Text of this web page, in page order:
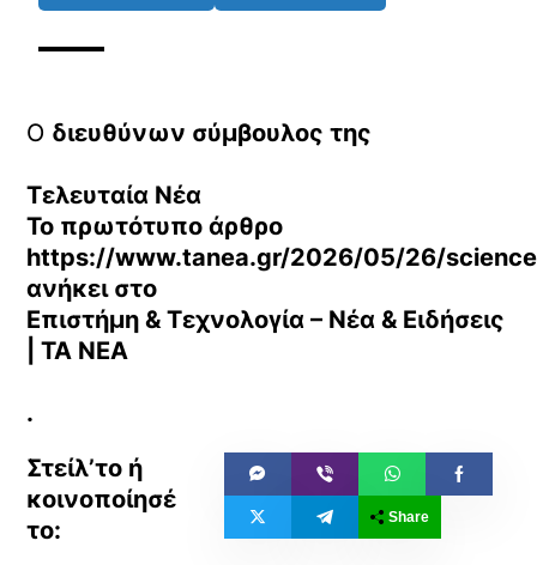
Ο διευθύνων σύμβουλος της
Τελευταία Νέα
Το πρωτότυπο άρθρο
https://www.tanea.gr/2026/05/26/
ανήκει στο
Επιστήμη & Τεχνολογία – Νέα & Ειδήσεις
| ΤΑ ΝΕΑ
.
Share